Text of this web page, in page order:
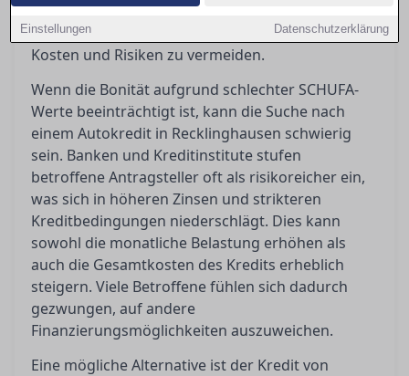
Einstellungen Datenschutzerklärung
Alternativen auf und helfen Ihnen dabei, die
richtige Entscheidung zu treffen, um unnötige
Kosten und Risiken zu vermeiden.
Wenn die Bonität aufgrund schlechter SCHUFA-
Werte beeinträchtigt ist, kann die Suche nach
einem Autokredit in Recklinghausen schwierig
sein. Banken und Kreditinstitute stufen
betroffene Antragsteller oft als risikoreicher ein,
was sich in höheren Zinsen und strikteren
Kreditbedingungen niederschlägt. Dies kann
sowohl die monatliche Belastung erhöhen als
auch die Gesamtkosten des Kredits erheblich
steigern. Viele Betroffene fühlen sich dadurch
gezwungen, auf andere
Finanzierungsmöglichkeiten auszuweichen.
Eine mögliche Alternative ist der Kredit von